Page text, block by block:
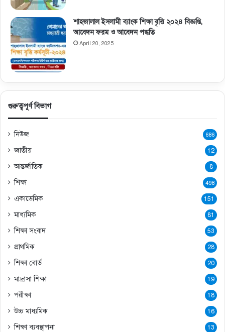
শাহজালাল ইসলামী ব্যাংক শিক্ষা বৃত্তি ২০২৪ বিজ্ঞপ্তি,
আবেদন ফরম ও আবেদন পদ্ধতি
April 20, 2025
গুরুত্বপূর্ণ বিভাগ
নিউজ 686
জাতীয় 12
আন্তর্জাতিক 8
শিক্ষা 498
একাডেমিক 151
মাধ্যমিক 81
শিক্ষা সংবাদ 53
প্রাথমিক 28
শিক্ষা বোর্ড 20
মাদ্রাসা শিক্ষা 19
পরীক্ষা 18
উচ্চ মাধ্যমিক 16
শিক্ষা ব্যবস্থাপনা 13